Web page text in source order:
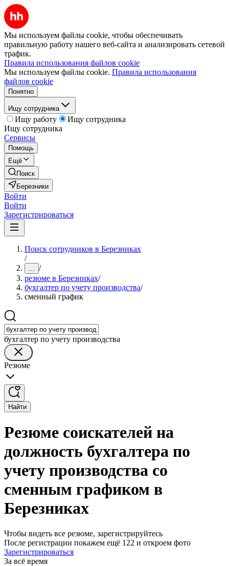
Мы используем файлы cookie, чтобы обеспечивать
правильную работу нашего веб-сайта и анализировать сетевой
трафик.
Правила использования файлов cookie
Мы используем файлы cookie. Правила использования
файлов cookie
Понятно
Ищу сотрудника
Ищу работу
Ищу сотрудника
Ищу сотрудника
Сервисы
Помощь
Ещё
Поиск
Березники
Войти
Войти
Зарегистрироваться
Поиск сотрудников в Березниках
/
... /
резюме в Березниках/
бухгалтер по учету производства/
сменный график
бухгалтер по учету производства
Резюме
Найти
Резюме соискателей на
должность бухгалтера по
учету производства со
сменным графиком в
Березниках
Чтобы видеть все резюме, зарегистрируйтесь
После регистрации покажем ещё 122 и откроем фото
Зарегистрироваться
За всё время